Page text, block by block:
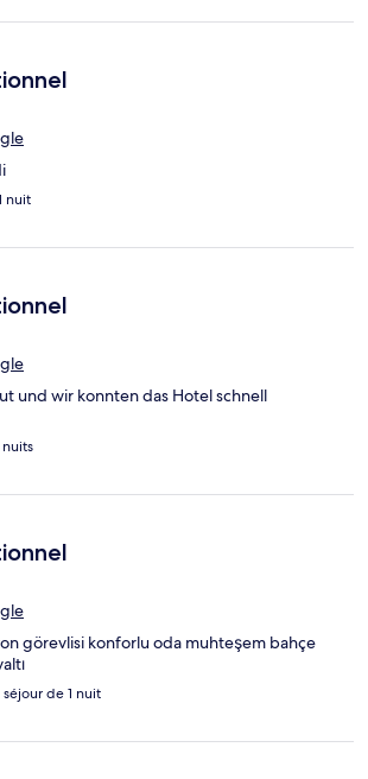
geçen herkese teşekkür ederiz.
nuit
und wir konnten das Hotel schnell
nuits
görevlisi konforlu oda muhteşem bahçe
de 1 nuit